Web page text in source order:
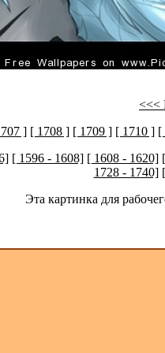
<<<
] [ 1708 ] [ 1709 ] [ 1710 ] [
[ 1596 - 1608] [ 1608 - 1620]
1728 - 1740]
Эта картинка для